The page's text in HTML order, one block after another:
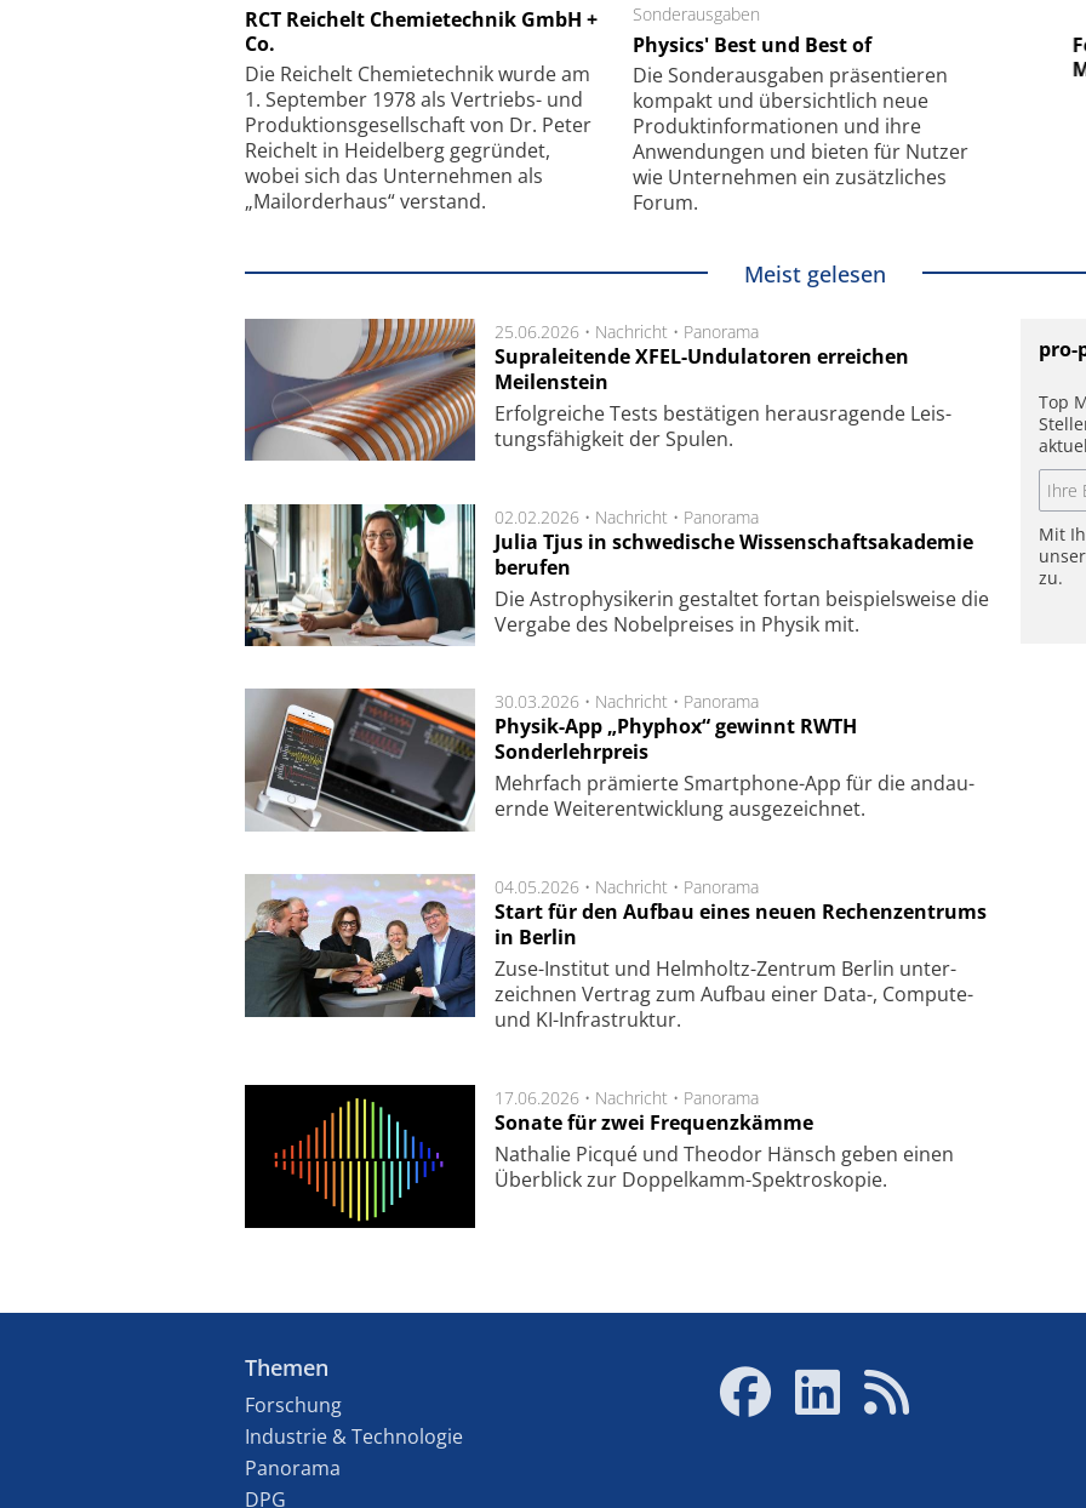
RCT Reichelt Chemietechnik GmbH +
Co.
Die Reichelt Chemietechnik wurde am
1. September 1978 als Vertriebs- und
Produktionsgesellschaft von Dr. Peter
Reichelt in Heidelberg gegründet,
wobei sich das Unternehmen als
„Mailorderhaus“ verstand.
Sonderausgaben
Physics' Best und Best of
Die Sonder­ausgaben präsentieren
kompakt und übersichtlich neue
Produkt­informationen und ihre
Anwendungen und bieten für Nutzer
wie Unternehmen ein zusätzliches
Forum.
Schäfter + Kirchhoff GmbH
Feinfokussierungsmechanismus
Elektronenmikroskopie auf
kleinstem Raum
Meist gelesen
25.06.2026 • Nachricht • Panorama
Supraleitende XFEL-Undulatoren erreichen
Meilenstein
Er­folg­rei­che Tests be­stä­ti­gen he­raus­ra­gen­de Leis­
tungs­fä­hig­keit der Spu­len.
02.02.2026 • Nachricht • Panorama
Julia Tjus in schwedische Wissenschaftsakademie
berufen
Die Astro­physi­kerin ge­stal­tet fort­an bei­spiels­wei­se die
Ver­ga­be des Nobel­prei­ses in Phy­sik mit.
30.03.2026 • Nachricht • Panorama
Physik-App „Phyphox“ gewinnt RWTH
Sonderlehrpreis
Mehr­fach prä­mier­te Smart­phone-App für die an­dau­
ern­de Wei­ter­ent­wick­lung aus­ge­zeich­net.
04.05.2026 • Nachricht • Panorama
Start für den Aufbau eines neuen Rechenzentrums
in Berlin
Zuse-Insti­tut und Helm­holtz-Zen­trum Ber­lin un­ter­
zeich­nen Ver­trag zum Auf­bau einer Data-, Compute-
und KI-Infra­struk­tur.
17.06.2026 • Nachricht • Panorama
Sonate für zwei Frequenzkämme
Nathalie Picqué und Theodor Hänsch geben einen
Überblick zur Doppelkamm-Spektroskopie.
pro-
Top
Mit
zu.
Themen
Forschung
Industrie & Technologie
Panorama
DPG